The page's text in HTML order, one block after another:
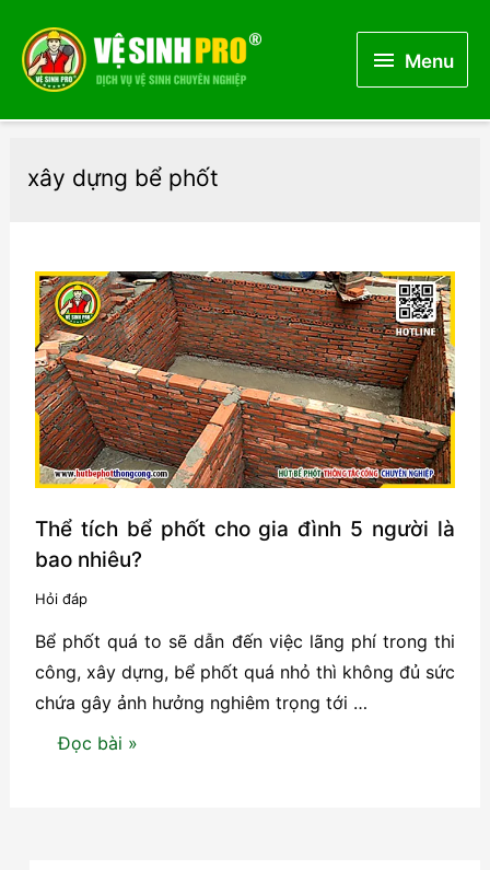
MenuMenu
xây dựng bể phốt
Thể tích bể phốt cho gia đình 5 người là
bao nhiêu?
Hỏi đáp
Bể phốt quá to sẽ dẫn đến việc lãng phí trong thi
công, xây dựng, bể phốt quá nhỏ thì không đủ sức
chứa gây ảnh hưởng nghiêm trọng tới …
Thể
Đọc bài »